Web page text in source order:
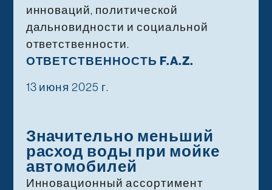
инноваций, политической
дальновидности и социальной
ответственности.
ОТВЕТСТВЕННОСТЬ F.A.Z.
13 июня 2025 г.
Значительно меньший
расход воды при мойке
автомобилей
Инновационный ассортимент